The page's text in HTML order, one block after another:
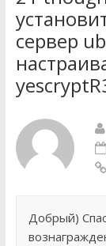
сервер
Добрый)